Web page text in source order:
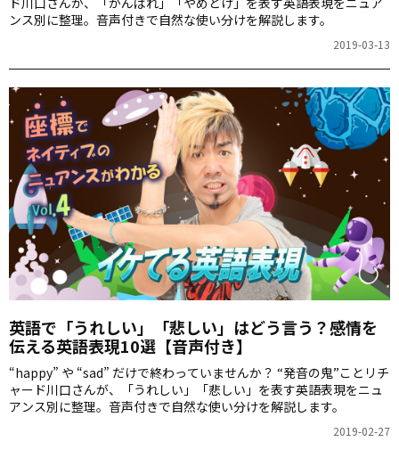
ンス別に整理。音声付きで自然な使い分けを解説します。
2019-03-13
英語で「うれしい」「悲しい」はどう言う？感情を
伝える英語表現10選【音声付き】
“happy” や “sad” だけで終わっていませんか？ “発音の鬼”ことリチ
ャード川口さんが、「うれしい」「悲しい」を表す英語表現をニュ
アンス別に整理。音声付きで自然な使い分けを解説します。
2019-02-27